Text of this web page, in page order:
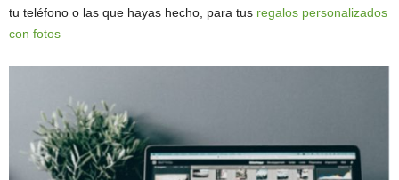
tu teléfono o las que hayas hecho, para tus regalos personalizados
con fotos